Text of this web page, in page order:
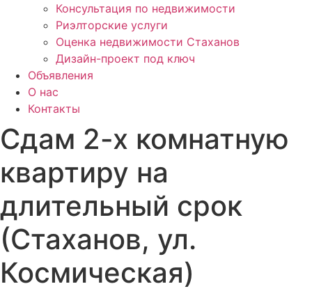
Консультация по недвижимости
Риэлторские услуги
Оценка недвижимости Стаханов
Дизайн-проект под ключ
Объявления
О нас
Контакты
Сдам 2-х комнатную
квартиру на
длительный срок
(Стаханов, ул.
Космическая)